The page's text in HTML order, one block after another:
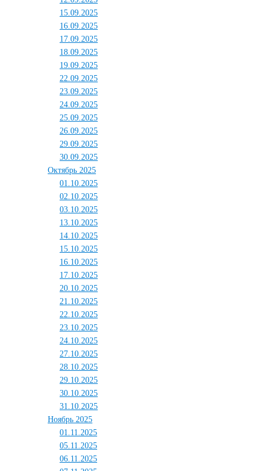
15.09.2025
16.09.2025
17.09.2025
18.09.2025
19.09.2025
22.09.2025
23.09.2025
24.09.2025
25.09.2025
26.09.2025
29.09.2025
30.09.2025
Октябрь 2025
01.10.2025
02.10.2025
03.10.2025
13.10.2025
14.10.2025
15.10.2025
16.10.2025
17.10.2025
20.10.2025
21.10.2025
22.10.2025
23.10.2025
24.10.2025
27.10.2025
28.10.2025
29.10.2025
30.10.2025
31.10.2025
Ноябрь 2025
01.11.2025
05.11.2025
06.11.2025